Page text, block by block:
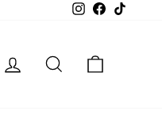
InstagramFacebook
Se connecterRechercher